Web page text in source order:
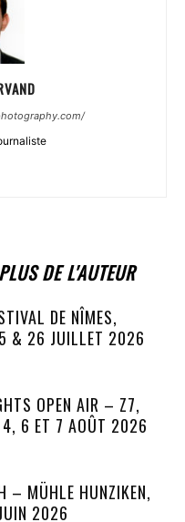
PLUS DE L'AUTEUR
DE NÎMES,
& 26 JUILLET 2026
OPEN AIR – Z7,
6 ET 7 AOÛT 2026
– MÜHLE HUNZIKEN,
2026